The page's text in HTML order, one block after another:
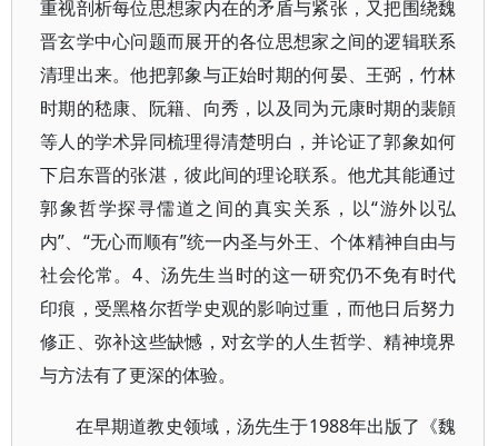
重视剖析每位思想家内在的矛盾与紧张，又把围绕魏
晋玄学中心问题而展开的各位思想家之间的逻辑联系
清理出来。他把郭象与正始时期的何晏、王弼，竹林
时期的嵇康、阮籍、向秀，以及同为元康时期的裴頠
等人的学术异同梳理得清楚明白，并论证了郭象如何
下启东晋的张湛，彼此间的理论联系。他尤其能通过
郭象哲学探寻儒道之间的真实关系，以“游外以弘
内”、“无心而顺有”统一内圣与外王、个体精神自由与
社会伦常。4、汤先生当时的这一研究仍不免有时代
印痕，受黑格尔哲学史观的影响过重，而他日后努力
修正、弥补这些缺憾，对玄学的人生哲学、精神境界
与方法有了更深的体验。
在早期道教史领域，汤先生于1988年出版了《魏